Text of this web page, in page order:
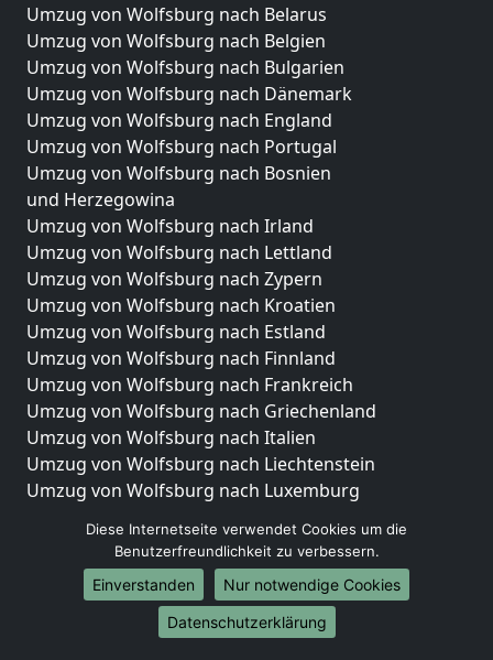
Umzug von Wolfsburg nach Belarus
Umzug von Wolfsburg nach Belgien
Umzug von Wolfsburg nach Bulgarien
Umzug von Wolfsburg nach Dänemark
Umzug von Wolfsburg nach England
Umzug von Wolfsburg nach Portugal
Umzug von Wolfsburg nach Bosnien
und Herzegowina
Umzug von Wolfsburg nach Irland
Umzug von Wolfsburg nach Lettland
Umzug von Wolfsburg nach Zypern
Umzug von Wolfsburg nach Kroatien
Umzug von Wolfsburg nach Estland
Umzug von Wolfsburg nach Finnland
Umzug von Wolfsburg nach Frankreich
Umzug von Wolfsburg nach Griechenland
Umzug von Wolfsburg nach Italien
Umzug von Wolfsburg nach Liechtenstein
Umzug von Wolfsburg nach Luxemburg
Umzug von Wolfsburg nach Norwegen
Umzüge-Deutschlandweit
Umzug von Wolfsburg nach Berlin
Diese Internetseite verwendet Cookies um die
Benutzerfreundlichkeit zu verbessern.
Einverstanden
Nur notwendige Cookies
Datenschutzerklärung